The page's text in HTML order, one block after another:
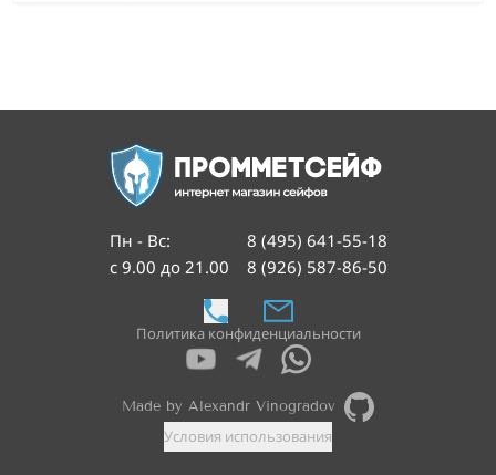
Пн - Вс:
с 9.00 до 21.00
8 (495) 641-55-18
8 (926) 587-86-50
Политика конфиденциальности
Условия использования
Made by Alexandr Vinogradov